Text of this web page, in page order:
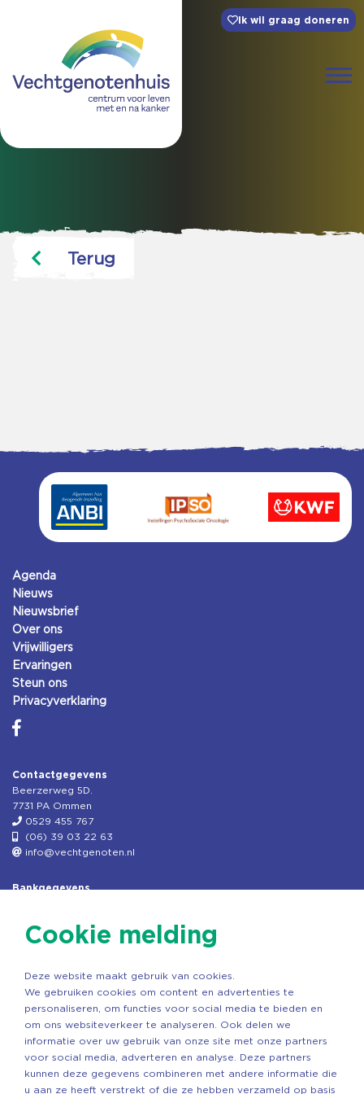
Ik wil graag doneren
Terug
Agenda
Nieuws
Nieuwsbrief
Over ons
Vrijwilligers
Ervaringen
Steun ons
Privacyverklaring
Contactgegevens
Beerzerweg 5D.
7731 PA Ommen
0529 455 767
(06) 39 03 22 63
info@vechtgenoten.nl
Bankgegevens
Rek.nr: NL85RABO0127579230
Copyright ©2026 Vechtgenoten
Cookie melding
Deze website maakt gebruik van cookies.
We gebruiken cookies om content en advertenties te
personaliseren, om functies voor social media te bieden en
om ons websiteverkeer te analyseren. Ook delen we
informatie over uw gebruik van onze site met onze partners
voor social media, adverteren en analyse. Deze partners
kunnen deze gegevens combineren met andere informatie die
u aan ze heeft verstrekt of die ze hebben verzameld op basis